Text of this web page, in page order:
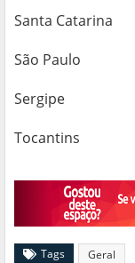
Santa Catarina
São Paulo
Sergipe
Tocantins
Tags Geral